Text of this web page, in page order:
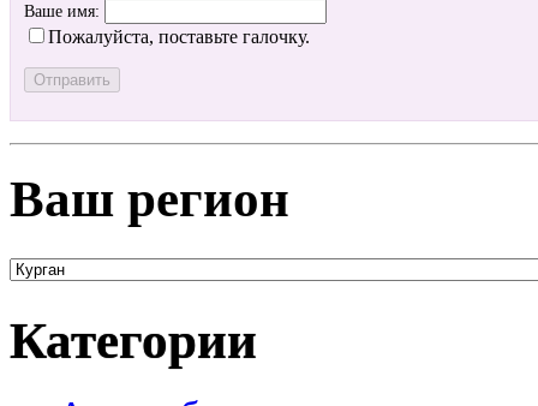
Ваше имя:
Пожалуйста, поставьте галочку.
Ваш регион
Категории